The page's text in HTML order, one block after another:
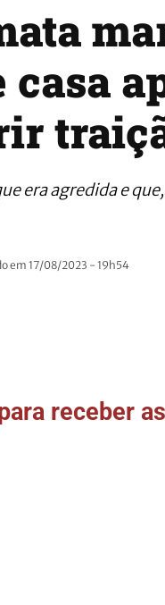
era agredida e
em 17/08/2023 - 19h54
receber